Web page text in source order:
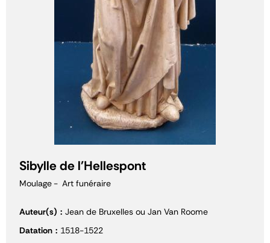
Sibylle de l'Hellespont
Moulage Art funéraire
Auteur(s)
Jean de Bruxelles ou Jan Van Roome
Datation
1518-1522